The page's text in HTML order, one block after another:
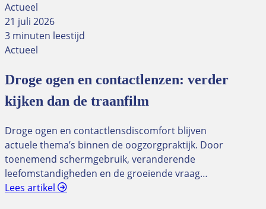
Actueel
21 juli 2026
3 minuten leestijd
Actueel
Droge ogen en contactlenzen: verder
kijken dan de traanfilm
Droge ogen en contactlensdiscomfort blijven
actuele thema’s binnen de oogzorgpraktijk. Door
toenemend schermgebruik, veranderende
leefomstandigheden en de groeiende vraag…
Lees artikel